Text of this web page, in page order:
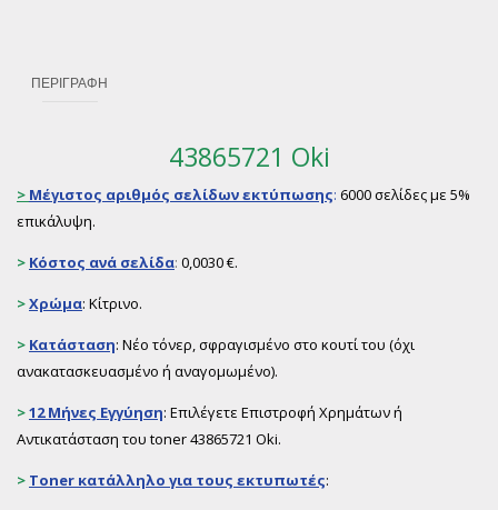
ΠΕΡΙΓΡΑΦΉ
43865721 Oki
> Μέγιστος αριθμός σελίδων εκτύπωσης: 6000 σελίδες με 5%
επικάλυψη.
> Κόστος ανά σελίδα: 0,0030 €.
>Χρώμα: Κίτρινο.
> Κατάσταση: Νέο τόνερ, σφραγισμένο στο κουτί του (όχι
ανακατασκευασμένο ή αναγομωμένο).
>12 Μήνες Εγγύηση: Επιλέγετε Επιστροφή Χρημάτων ή
Αντικατάσταση του toner 43865721 Oki.
> Toner κατάλληλο για τους εκτυπωτές: